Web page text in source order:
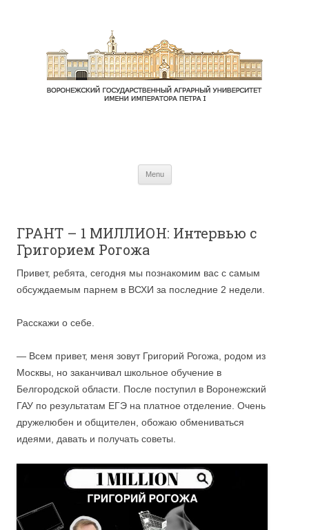
Menu
ГРАНТ – 1 МИЛЛИОН: Интервью с
Григорием Рогожа
Привет, ребята, сегодня мы познакомим вас с самым
обсуждаемым парнем в ВСХИ за последние 2 недели.
Расскажи о себе.
— Всем привет, меня зовут Григорий Рогожа, родом из
Москвы, но заканчивал школьное обучение в
Белгородской области. После поступил в Воронежский
ГАУ по результатам ЕГЭ на платное отделение. Очень
дружелюбен и общителен, обожаю обмениваться
идеями, давать и получать советы.